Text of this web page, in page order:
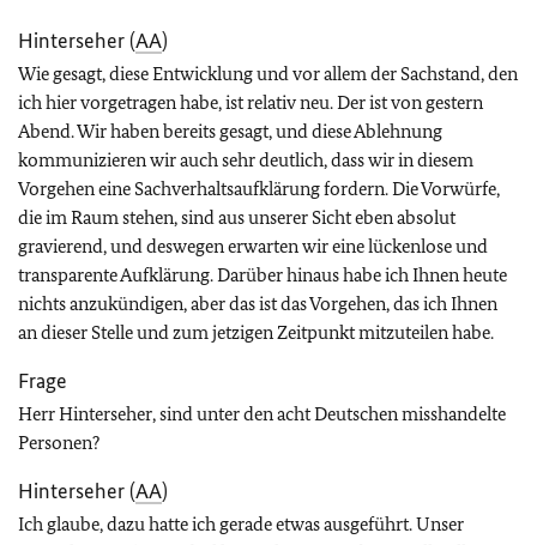
Hinterseher (AA)
Wie gesagt, diese Entwicklung und vor allem der Sachstand, den
ich hier vorgetragen habe, ist relativ neu. Der ist von gestern
Abend. Wir haben bereits gesagt, und diese Ablehnung
kommunizieren wir auch sehr deutlich, dass wir in diesem
Vorgehen eine Sachverhaltsaufklärung fordern. Die Vorwürfe,
die im Raum stehen, sind aus unserer Sicht eben absolut
gravierend, und deswegen erwarten wir eine lückenlose und
transparente Aufklärung. Darüber hinaus habe ich Ihnen heute
nichts anzukündigen, aber das ist das Vorgehen, das ich Ihnen
an dieser Stelle und zum jetzigen Zeitpunkt mitzuteilen habe.
Frage
Herr Hinterseher, sind unter den acht Deutschen misshandelte
Personen?
Hinterseher (AA)
Ich glaube, dazu hatte ich gerade etwas ausgeführt. Unser